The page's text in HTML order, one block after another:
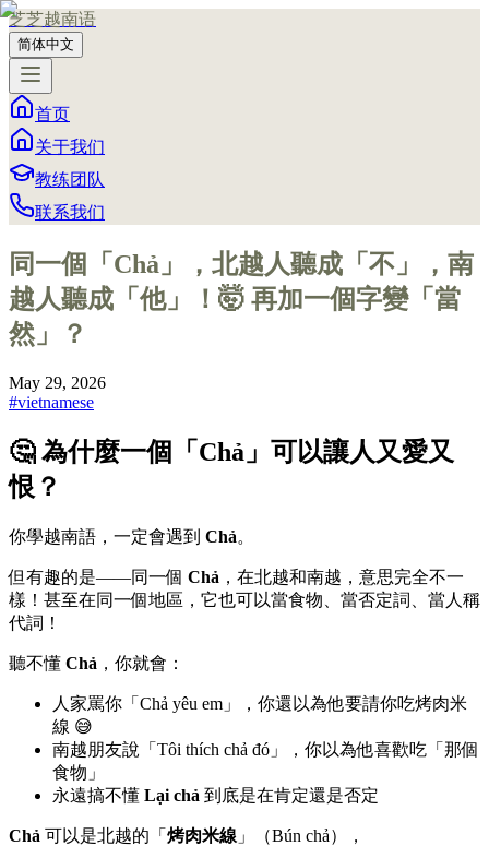
芝芝越南语
简体中文
首页
关于我们
教练团队
联系我们
同一個「Chả」，北越人聽成「不」，南
越人聽成「他」！🤯 再加一個字變「當
然」？
May 29, 2026
#vietnamese
🤔 為什麼一個「Chả」可以讓人又愛又
恨？
你學越南語，一定會遇到 Chả。
但有趣的是——同一個 Chả ，在北越和南越，意思完全不一
樣！甚至在同一個地區，它也可以當食物、當否定詞、當人稱
代詞！
聽不懂 Chả ，你就會：
人家罵你「Chả yêu em」，你還以為他要請你吃烤肉米
線 😅
南越朋友說「Tôi thích chả đó」，你以為他喜歡吃「那個
食物」
永遠搞不懂 Lại chả 到底是在肯定還是否定
Chả 可以是北越的「 烤肉米線 」（Bún chả），